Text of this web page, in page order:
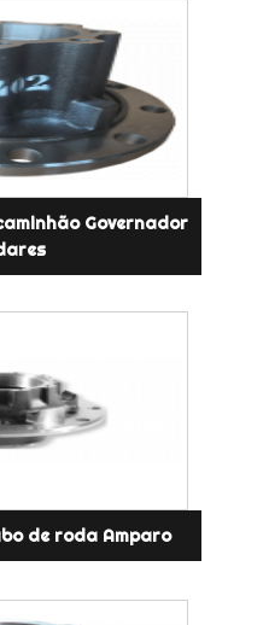
Governador
de roda Amparo